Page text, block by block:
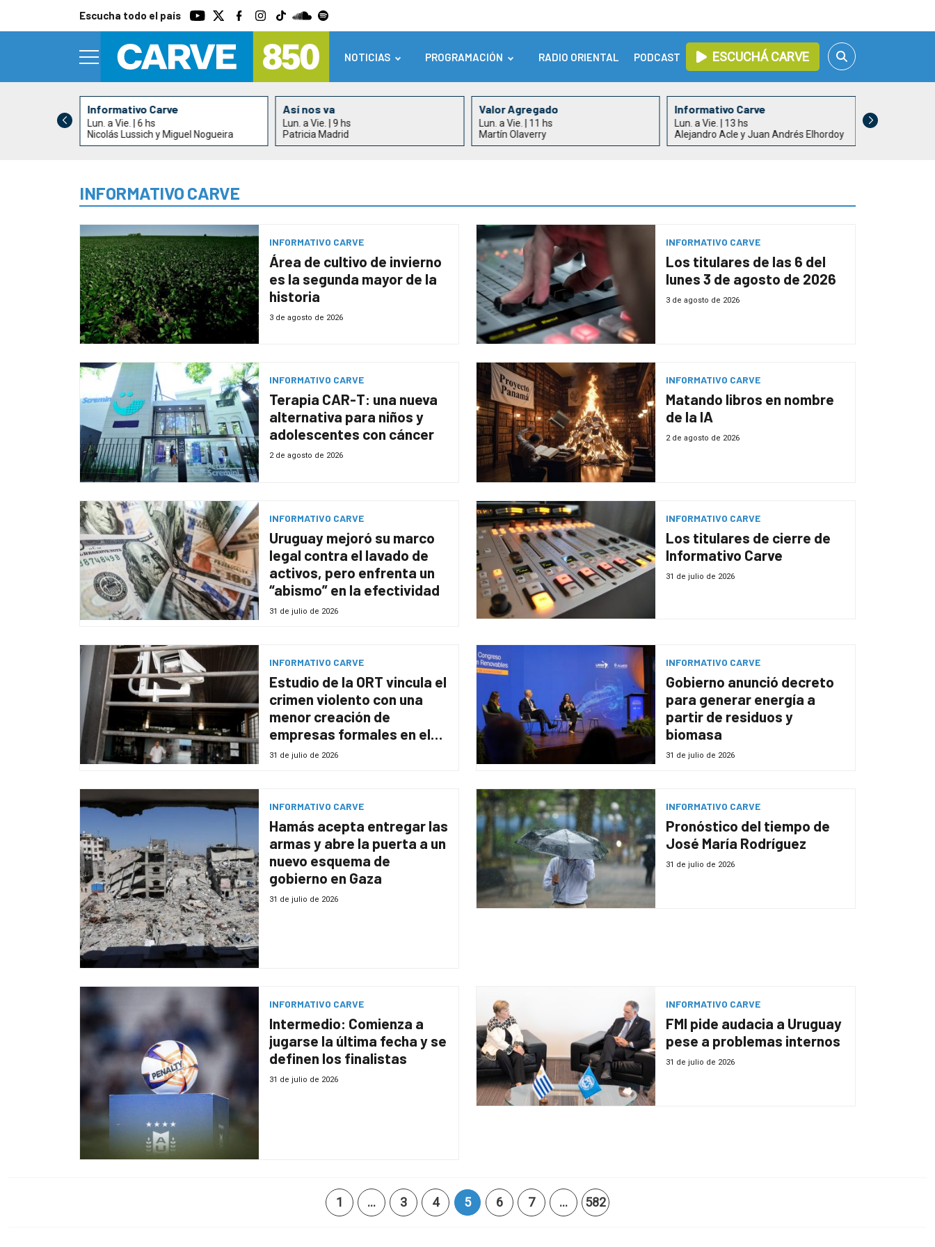
Escucha todo el país
NOTICIAS PROGRAMACIÓN RADIO ORIENTAL PODCAST ESCUCHÁ CARVE
Informativo Carve
Lun. a Vie. | 6 hs
Nicolás Lussich y Miguel Nogueira
Así nos va
Lun. a Vie. | 9 hs
Patricia Madrid
Valor Agregado
Lun. a Vie. | 11 hs
Martín Olaverry
Informativo Carve
Lun. a Vie. | 13 hs
Alejandro Acle y Juan Andrés Elhordoy
Lun. a Vie. | 15
INFORMATIVO CARVE
INFORMATIVO CARVE
Área de cultivo de invierno
es la segunda mayor de la
historia
3 de agosto de 2026
INFORMATIVO CARVE
Los titulares de las 6 del
lunes 3 de agosto de 2026
3 de agosto de 2026
INFORMATIVO CARVE
Terapia CAR-T: una nueva
alternativa para niños y
adolescentes con cáncer
2 de agosto de 2026
INFORMATIVO CARVE
Matando libros en nombre
de la IA
2 de agosto de 2026
INFORMATIVO CARVE
Uruguay mejoró su marco
legal contra el lavado de
activos, pero enfrenta un
“abismo” en la efectividad
31 de julio de 2026
INFORMATIVO CARVE
Los titulares de cierre de
Informativo Carve
31 de julio de 2026
INFORMATIVO CARVE
Estudio de la ORT vincula el
crimen violento con una
menor creación de
empresas formales en el
área metropolitana
31 de julio de 2026
INFORMATIVO CARVE
Gobierno anunció decreto
para generar energía a
partir de residuos y
biomasa
31 de julio de 2026
INFORMATIVO CARVE
Hamás acepta entregar las
armas y abre la puerta a un
nuevo esquema de
gobierno en Gaza
31 de julio de 2026
INFORMATIVO CARVE
Pronóstico del tiempo de
José María Rodríguez
31 de julio de 2026
INFORMATIVO CARVE
Intermedio: Comienza a
jugarse la última fecha y se
definen los finalistas
31 de julio de 2026
INFORMATIVO CARVE
FMI pide audacia a Uruguay
pese a problemas internos
31 de julio de 2026
1 … 3 4 5 6 7 … 582